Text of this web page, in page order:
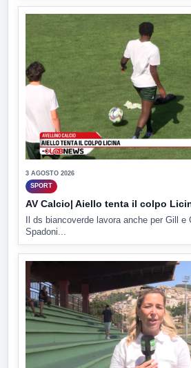
3 AGOSTO 2026
SPORT
AV Calcio| Aiello tenta il colpo
Il ds biancoverde lavora anche per Gill e
Spadoni...